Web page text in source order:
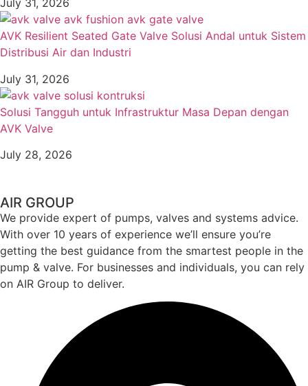
July 31, 2026
AVK Resilient Seated Gate Valve Solusi Andal untuk Sistem
Distribusi Air dan Industri
July 31, 2026
Solusi Tangguh untuk Infrastruktur Masa Depan dengan
AVK Valve
July 28, 2026
AIR GROUP
We provide expert of pumps, valves and systems advice.
With over 10 years of experience we’ll ensure you’re
getting the best guidance from the smartest people in the
pump & valve. For businesses and individuals, you can rely
on AIR Group to deliver.